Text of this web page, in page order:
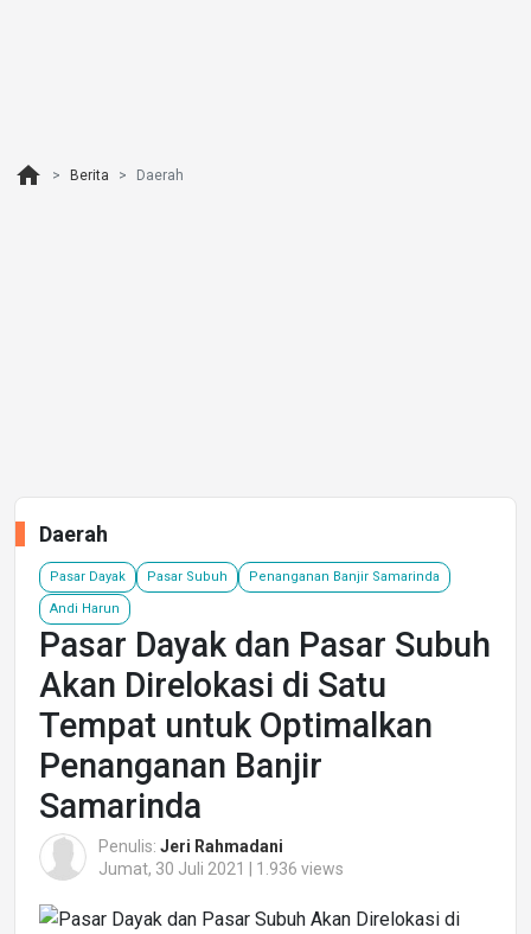
home Berita Daerah
Daerah
Pasar Dayak Pasar Subuh Penanganan Banjir Samarinda
Andi Harun
Pasar Dayak dan Pasar Subuh
Akan Direlokasi di Satu
Tempat untuk Optimalkan
Penanganan Banjir
Samarinda
Penulis: Jeri Rahmadani
Jumat, 30 Juli 2021 | 1.936 views